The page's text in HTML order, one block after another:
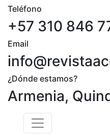
Teléfono
+57 310 846
Email
¿Dónde estamos?
Armenia,